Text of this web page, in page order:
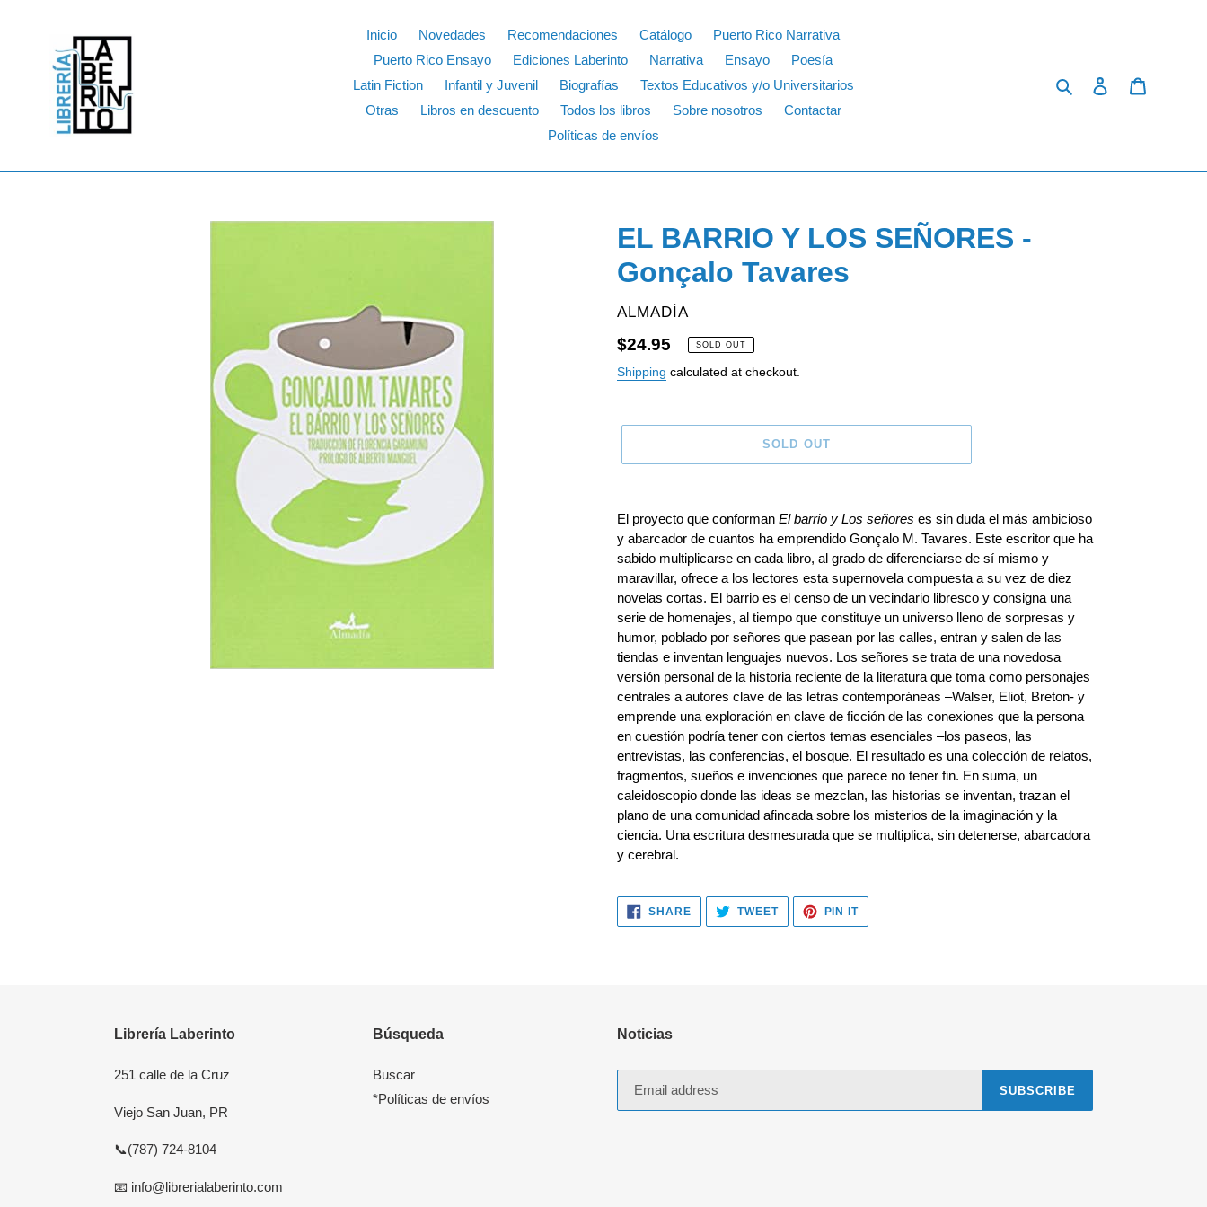
Inicio Novedades Recomendaciones Catálogo
Puerto Rico Narrativa
Puerto Rico Ensayo
Ediciones Laberinto Narrativa Ensayo
Poesía
Latin Fiction
Infantil y Juvenil Biografías
Textos Educativos y/o Universitarios
Otras
Libros en descuento Todos los libros Sobre nosotros
Contactar
Políticas de envíos
Search Log in
EL BARRIO Y LOS SEÑORES -
Gonçalo Tavares
VENDOR
ALMADÍA
Regular
price
$24.95 SOLD OUT
Shipping calculated at checkout.
SOLD OUT
product
your
El proyecto que conforman El barrio y Los señores es sin duda el más ambicioso
y abarcador de cuantos ha emprendido Gonçalo M. Tavares. Este escritor que ha
sabido multiplicarse en cada libro, al grado de diferenciarse de sí mismo y
maravillar, ofrece a los lectores esta supernovela compuesta a su vez de diez
novelas cortas. El barrio es el censo de un vecindario libresco y consigna una
serie de homenajes, al tiempo que constituye un universo lleno de sorpresas y
humor, poblado por señores que pasean por las calles, entran y salen de las
tiendas e inventan lenguajes nuevos. Los señores se trata de una novedosa
versión personal de la historia reciente de la literatura que toma como personajes
centrales a autores clave de las letras contemporáneas –Walser, Eliot, Breton- y
emprende una exploración en clave de ficción de las conexiones que la persona
en cuestión podría tener con ciertos temas esenciales –los paseos, las
entrevistas, las conferencias, el bosque. El resultado es una colección de relatos,
fragmentos, sueños e invenciones que parece no tener fin. En suma, un
caleidoscopio donde las ideas se mezclan, las historias se inventan, trazan el
plano de una comunidad afincada sobre los misterios de la imaginación y la
ciencia. Una escritura desmesurada que se multiplica, sin detenerse, abarcadora
y cerebral.
SHARESHARE
FACEBOOK
TWEETTWEET
TWITTER
PIN ITPIN
PINTEREST
Librería Laberinto
251 calle de la Cruz
Viejo San Juan, PR
📞(787) 724-8104
📧 info@librerialaberinto.com
Búsqueda
Buscar
*Políticas de envíos
Noticias
SUBSCRIBE